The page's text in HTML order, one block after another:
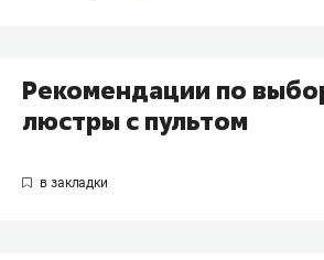
Рекомендации по
люстры с пультом